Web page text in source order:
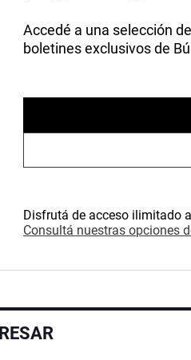
Accedé a una selección
boletines exclusivos de
Disfrutá de acceso ilimitado
Consultá nuestras opciones